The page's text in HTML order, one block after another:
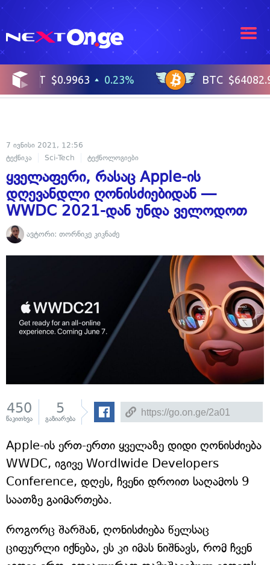
7 ივნისი 2021, 12:56
ტექნიკა
Sci-Tech ტექნოლოგიები
ყველაფერი, რასაც Apple-ის
დღევანდლი ღონისძიებიდან —
WWDC 2021-დან უნდა ველოდოთ
ავტორი: თორნიკე კიკნაძე
450
წაკითხვა
5
გაზიარება
Apple-ის ერთ-ერთი ყველაზე დიდი ღონისძიება
WWDC, იგივე Wordlwide Developers
Conference, დღეს, ჩვენი დროით საღამოს 9
საათზე გაიმართება.
როგორც შარშან, ღონისძიება წელსაც
ციფურლი იქნება, ეს კი იმას ნიშნავს, რომ ჩვენ